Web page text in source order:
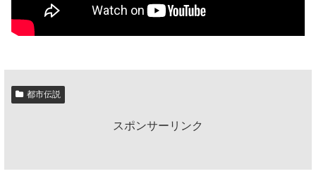
都市伝説
スポンサーリンク